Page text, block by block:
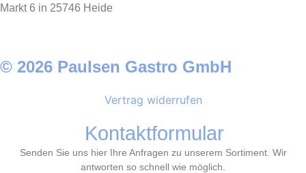
Markt 6 in 25746 Heide
© 2026 Paulsen Gastro GmbH
Vertrag widerrufen
Kontaktformular
Senden Sie uns hier Ihre Anfragen zu unserem Sortiment. Wir
antworten so schnell wie möglich.